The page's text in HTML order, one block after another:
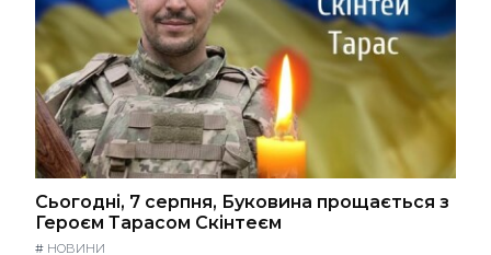
Сьогодні, 7 серпня, Буковина прощається з
Героєм Тарасом Скінтеєм
# НОВИНИ